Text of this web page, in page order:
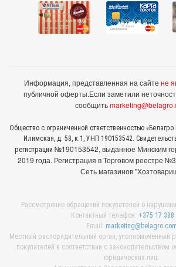
Информация, представленная на сайте не
публичной оферты.Если заметили
сообщить
Общество с ограниченной ответственностью
Илимская, д. 58, к.1, УНП 190153542.
регистрации №190153542, выданное Минcким
2019 года. Регистрация в Торговом реестре
Сеть магазинов
Рассмотрение обращений покупателей о
Контактный телефон: +375 17 388
Email: marketing@belagro.com
Местный распорядительный орган, уполномоченный
покупателей в соответствии с законодательством
юридических лиц: